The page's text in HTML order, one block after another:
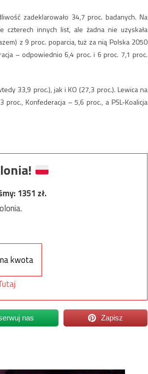
zadeklarowało 34,7 proc. badanych. Na
czterech innych list, ale żadna nie uzyskała
z 9 proc. poparcia, tuż za nią Polska 2050
– odpowiednio 6,4 proc. i 6 proc. 7,1 proc.
33,9 proc.), jak i KO (27,3 proc.). Lewica na
Konfederacja – 5,6 proc., a PSL-Koalicja
1351 zł.
kwota
nas Zapisz